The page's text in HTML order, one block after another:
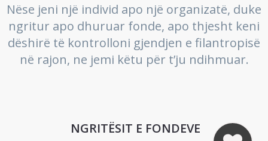
Nëse jeni një individ apo një organizatë, duke
ngritur apo dhuruar fonde, apo thjesht keni
dëshirë të kontrolloni gjendjen e filantropisë
në rajon, ne jemi këtu për t’ju ndihmuar.
NGRITËSIT E FONDEVE